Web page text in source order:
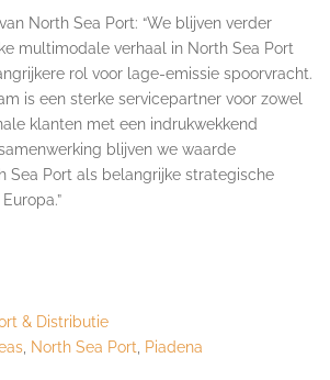
North Sea Port: “We blijven verder
multimodale verhaal in North Sea Port
rol voor lage-emissie spoorvracht.
is een sterke servicepartner voor zowel
klanten met een indrukwekkend
blijven we waarde
Sea Port als belangrijke strategische
& Distributie
North Sea Port Piadena